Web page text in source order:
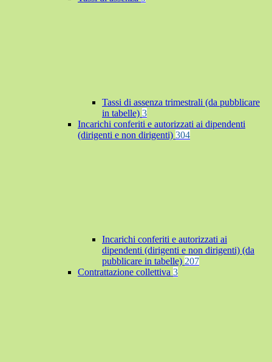
Tassi di assenza trimestrali (da pubblicare
in tabelle) 3
Incarichi conferiti e autorizzati ai dipendenti
(dirigenti e non dirigenti) 304
Incarichi conferiti e autorizzati ai
dipendenti (dirigenti e non dirigenti) (da
pubblicare in tabelle) 207
Contrattazione collettiva 3